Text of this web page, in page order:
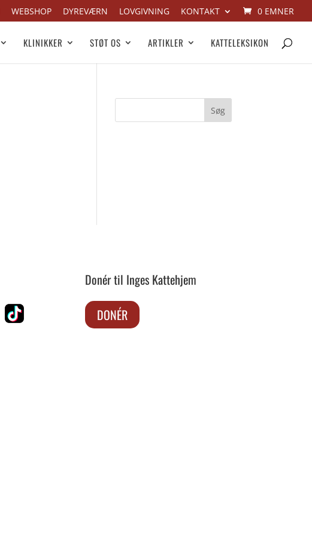
WEBSHOP DYREVÆRN LOVGIVNING KONTAKT 0 EMNER
KLINIKKER STØT OS ARTIKLER KATTELEKSIKON
Donér til Inges Kattehjem
DONÉR